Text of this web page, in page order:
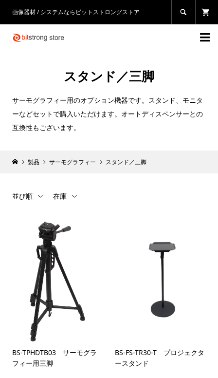
画像器材 / システムならビットストロングストア 

スタンド／三脚
サーモグラフィー用のオプション機器です。スタンド、モニタ
ーなどセットで購入いただけます。オートディスペンサーとの
互換性もございます。
製品 サーモグラフィー スタンド／三脚
並び順 在庫
BS-TPHDTB03 サーモグラ
フィー用三脚
BS-FS-TR30-T プロジェクタ
ースタンド